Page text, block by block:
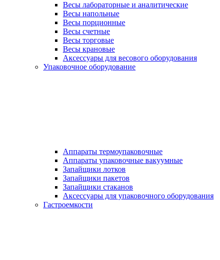
Весы лабораторные и аналитические
Весы напольные
Весы порционные
Весы счетные
Весы торговые
Весы крановые
Аксессуары для весового оборудования
Упаковочное оборудование
Аппараты термоупаковочные
Аппараты упаковочные вакуумные
Запайщики лотков
Запайщики пакетов
Запайщики стаканов
Аксессуары для упаковочного оборудования
Гастроемкости